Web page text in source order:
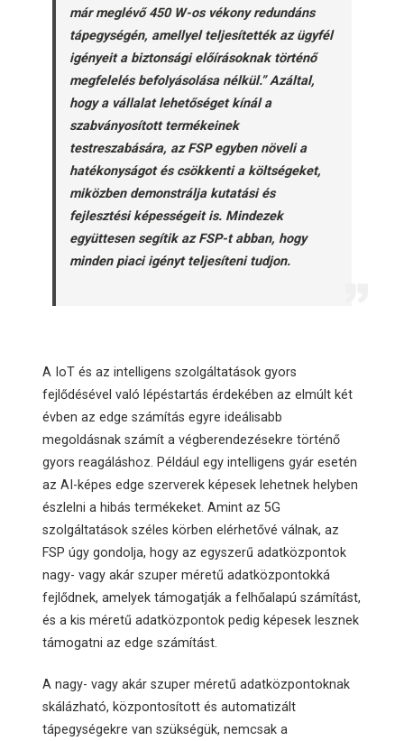
már meglévő 450 W-os vékony redundáns
tápegységén, amellyel teljesítették az ügyfél
igényeit a biztonsági előírásoknak történő
megfelelés befolyásolása nélkül.” Azáltal,
hogy a vállalat lehetőséget kínál a
szabványosított termékeinek
testreszabására, az FSP egyben növeli a
hatékonyságot és csökkenti a költségeket,
miközben demonstrálja kutatási és
fejlesztési képességeit is. Mindezek
együttesen segítik az FSP-t abban, hogy
minden piaci igényt teljesíteni tudjon.
A IoT és az intelligens szolgáltatások gyors
fejlődésével való lépéstartás érdekében az elmúlt két
évben az edge számítás egyre ideálisabb
megoldásnak számít a végberendezésekre történő
gyors reagáláshoz. Például egy intelligens gyár esetén
az AI-képes edge szerverek képesek lehetnek helyben
észlelni a hibás termékeket. Amint az 5G
szolgáltatások széles körben elérhetővé válnak, az
FSP úgy gondolja, hogy az egyszerű adatközpontok
nagy- vagy akár szuper méretű adatközpontokká
fejlődnek, amelyek támogatják a felhőalapú számítást,
és a kis méretű adatközpontok pedig képesek lesznek
támogatni az edge számítást.
A nagy- vagy akár szuper méretű adatközpontoknak
skálázható, központosított és automatizált
tápegységekre van szükségük, nemcsak a